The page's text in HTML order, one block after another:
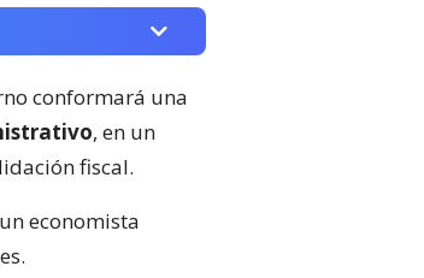
conformará una
, en un
fiscal.
economista